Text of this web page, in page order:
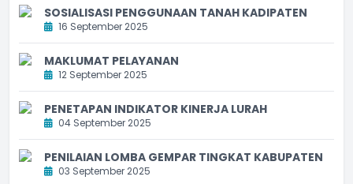
SOSIALISASI PENGGUNAAN TANAH KADIPATEN
16 September 2025
MAKLUMAT PELAYANAN
12 September 2025
PENETAPAN INDIKATOR KINERJA LURAH
04 September 2025
PENILAIAN LOMBA GEMPAR TINGKAT KABUPATEN
03 September 2025